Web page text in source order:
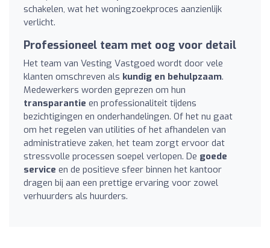
schakelen, wat het woningzoekproces aanzienlijk
verlicht.
Professioneel team met oog voor detail
Het team van Vesting Vastgoed wordt door vele
klanten omschreven als kundig en behulpzaam.
Medewerkers worden geprezen om hun
transparantie en professionaliteit tijdens
bezichtigingen en onderhandelingen. Of het nu gaat
om het regelen van utilities of het afhandelen van
administratieve zaken, het team zorgt ervoor dat
stressvolle processen soepel verlopen. De goede
service en de positieve sfeer binnen het kantoor
dragen bij aan een prettige ervaring voor zowel
verhuurders als huurders.